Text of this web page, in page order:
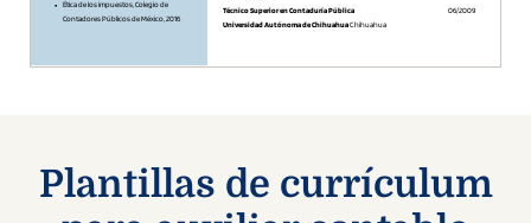
Plantillas de currículum